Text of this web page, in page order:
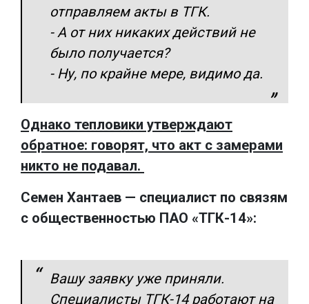
отправляем акты в ТГК.
- А от них никаких действий не
было получается?
- Ну, по крайне мере, видимо да.
Однако тепловики утверждают
обратное: говорят, что акт с замерами
никто не подавал.
Семен Хантаев — специалист по связям
с общественностью ПАО «ТГК-14»:
Вашу заявку уже приняли.
Специалисты ТГК-14 работают на